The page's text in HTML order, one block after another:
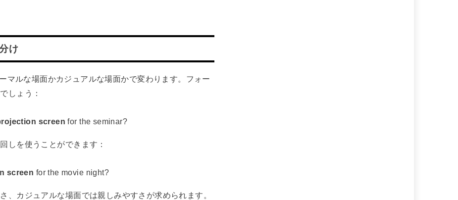
け
マルな場面かカジュアルな場面かで変わります。フォー
しょう：
screen for the seminar?
しを使うことができます：
screen for the movie night?
、カジュアルな場面では親しみやすさが求められます。